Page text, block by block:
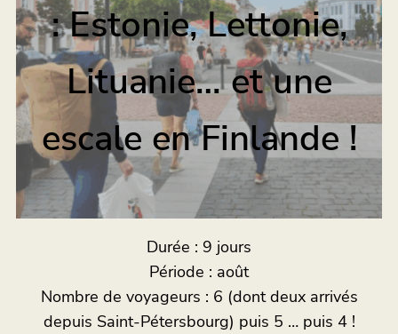
: Estonie, Lettonie,
Lituanie… et une
escale en Finlande !
Durée : 9 jours
Période : août
Nombre de voyageurs : 6 (dont deux arrivés
depuis Saint-Pétersbourg) puis 5 … puis 4 !